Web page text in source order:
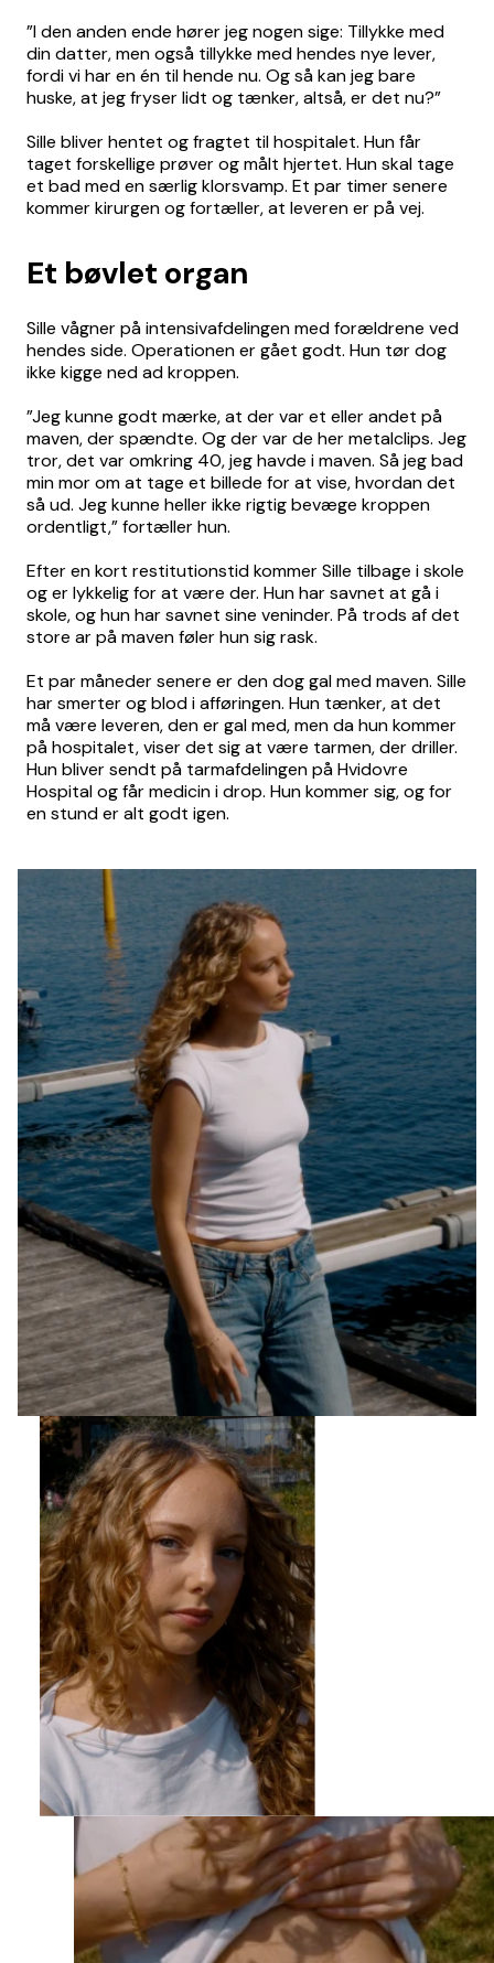
”I den anden ende hører jeg nogen sige: Tillykke med
din datter, men også tillykke med hendes nye lever,
fordi vi har en én til hende nu. Og så kan jeg bare
huske, at jeg fryser lidt og tænker, altså, er det nu?”
Sille bliver hentet og fragtet til hospitalet. Hun får
taget forskellige prøver og målt hjertet. Hun skal tage
et bad med en særlig klorsvamp. Et par timer senere
kommer kirurgen og fortæller, at leveren er på vej.
Et bøvlet organ
Sille vågner på intensivafdelingen med forældrene ved
hendes side. Operationen er gået godt. Hun tør dog
ikke kigge ned ad kroppen.
”Jeg kunne godt mærke, at der var et eller andet på
maven, der spændte. Og der var de her metalclips. Jeg
tror, det var omkring 40, jeg havde i maven. Så jeg bad
min mor om at tage et billede for at vise, hvordan det
så ud. Jeg kunne heller ikke rigtig bevæge kroppen
ordentligt,” fortæller hun.
Efter en kort restitutionstid kommer Sille tilbage i skole
og er lykkelig for at være der. Hun har savnet at gå i
skole, og hun har savnet sine veninder. På trods af det
store ar på maven føler hun sig rask.
Et par måneder senere er den dog gal med maven. Sille
har smerter og blod i afføringen. Hun tænker, at det
må være leveren, den er gal med, men da hun kommer
på hospitalet, viser det sig at være tarmen, der driller.
Hun bliver sendt på tarmafdelingen på Hvidovre
Hospital og får medicin i drop. Hun kommer sig, og for
en stund er alt godt igen.